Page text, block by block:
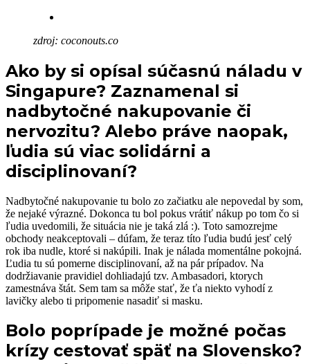
zdroj: coconouts.co
Ako by si opísal súčasnú náladu v
Singapure? Zaznamenal si
nadbytočné nakupovanie či
nervozitu? Alebo práve naopak,
ľudia sú viac solidárni a
disciplinovaní?
Nadbytočné nakupovanie tu bolo zo začiatku ale nepovedal by som,
že nejaké výrazné. Dokonca tu bol pokus vrátiť nákup po tom čo si
ľudia uvedomili, že situácia nie je taká zlá :). Toto samozrejme
obchody neakceptovali – dúfam, že teraz títo ľudia budú jesť celý
rok iba nudle, ktoré si nakúpili. Inak je nálada momentálne pokojná.
Ľudia tu sú pomerne disciplinovaní, až na pár prípadov. Na
dodržiavanie pravidiel dohliadajú tzv. Ambasadori, ktorych
zamestnáva štát. Sem tam sa môže stať, že ťa niekto vyhodí z
lavičky alebo ti pripomenie nasadiť si masku.
Bolo poprípade je možné počas
krízy cestovať späť na Slovensko?